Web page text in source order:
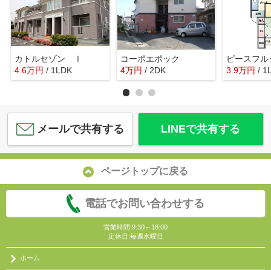
カトルセゾン Ⅰ
4.6万円 / 1LDK
コーポエポック
4万円 / 2DK
ピースフル
3.9万円 /
メールで共有する LINEで共有する
ページトップに戻る
電話でお問い合わせする
営業時間:9:30～18:00
定休日:毎週水曜日
ホーム